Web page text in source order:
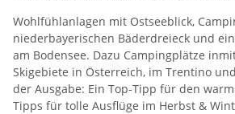
Wohlfühlanlagen mit Ostseeblick,
niederbayerischen Bäderdreieck und
am Bodensee. Dazu Campingplätze
Skigebiete in Österreich, im Trentino
der Ausgabe: Ein Top-Tipp für den
Tipps für tolle Ausflüge im Herbst &